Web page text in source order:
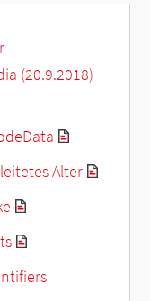
(20.9.2018)
Alter